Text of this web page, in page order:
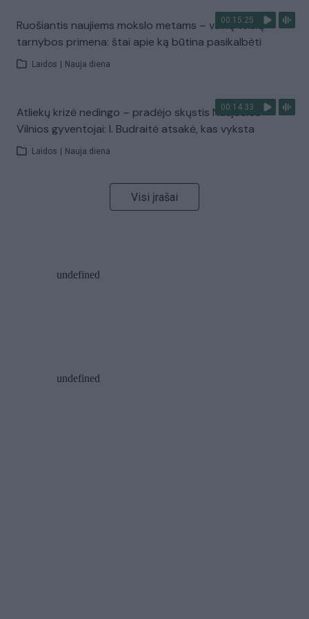
00:15:25
Ruošiantis naujiems mokslo metams – vaikų teisių
tarnybos primena: štai apie ką būtina pasikalbėti
Laidos Nauja diena
00:14:33
Atliekų krizė nedingo – pradėjo skųstis Naujosios
Vilnios gyventojai: I. Budraitė atsakė, kas vyksta
Laidos Nauja diena
Visi įrašai